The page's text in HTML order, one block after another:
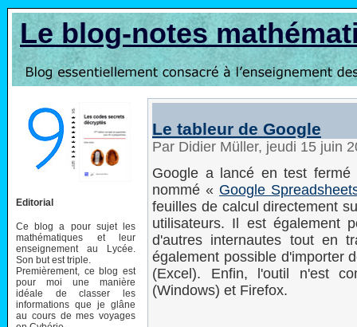
Le blog-notes
Editorial
Ce blog a pour sujet les
mathématiques et leur
enseignement au Lycée.
Son but est triple.
Premièrement, ce blog est
pour moi une manière
idéale de classer les
informations que je glâne
au cours de mes voyages
Le tableur de Google
Par Didier Müller, jeudi 15 juin
Google a lancé en test
nommé « Google
feuilles de calcul directement
utilisateurs. Il est également
d'autres internautes tout en
également possible d'importer
(Excel). Enfin, l'outil n'est
(Windows) et Firefox.